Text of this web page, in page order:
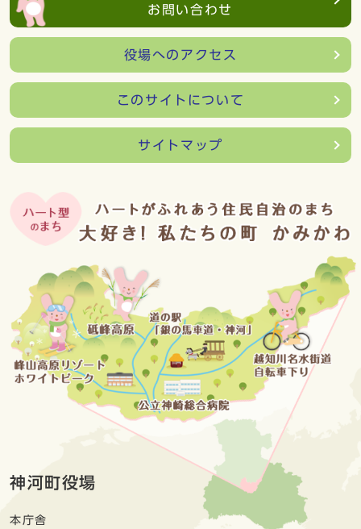
お問い合わせ
役場へのアクセス
このサイトについて
サイトマップ
神河町役場
本庁舎